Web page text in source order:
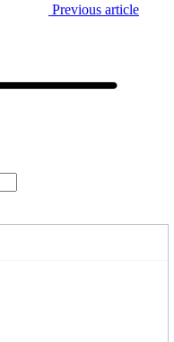
Previous article